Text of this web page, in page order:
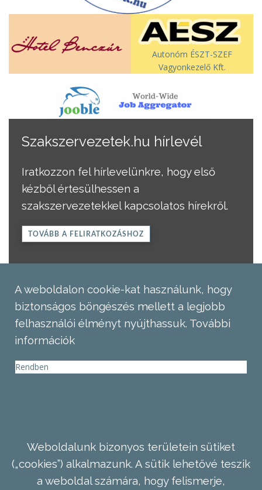
Autonóm ÉSZT-SZEF
Vagyonkezelő Kft.
Szakszervezetek.hu hírlevél
Iratkozzon fel hírlevelünkre, hogy első
kézből értesülhessen a
szakszervezetekkel kapcsolatos hírekről.
TOVÁBB A FELIRATKOZÁSHOZ
A weboldalon cookie-kat használunk, hogy
biztonságos böngészés mellett a legjobb
felhasználói élményt nyújthassuk. További
információk
Rendben
Weboldalunk bizonyos területein sütiket
(„cookies”) alkalmazunk. A sütik lehetővé teszik
a weboldal számára, hogy felismerje,